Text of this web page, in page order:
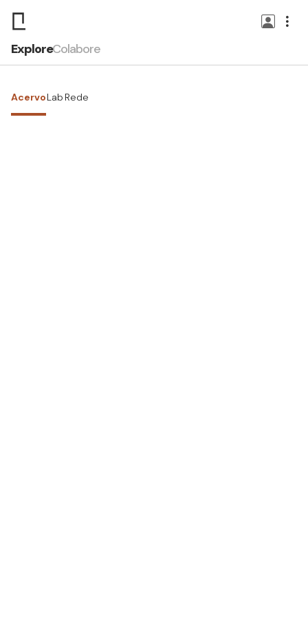
ExploreColabore
AcervoLab Rede